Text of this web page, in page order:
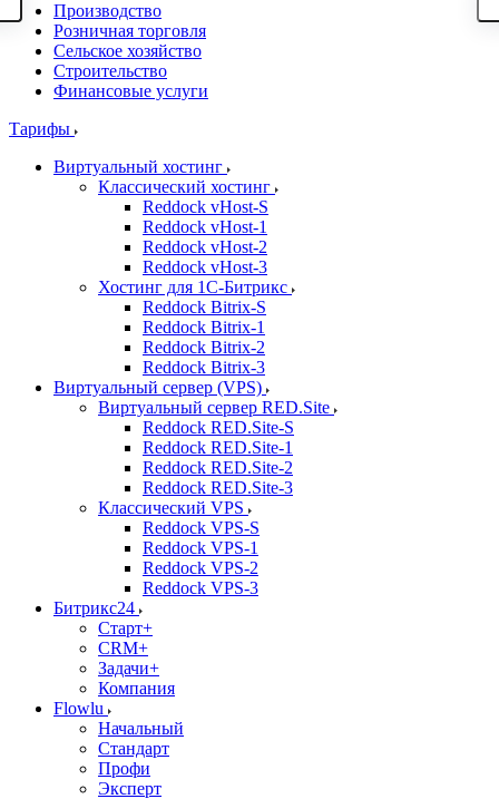
Производство
Розничная торговля
Сельское хозяйство
Строительство
Финансовые услуги
Тарифы
Виртуальный хостинг
Классический хостинг
Reddock vHost-S
Reddock vHost-1
Reddock vHost-2
Reddock vHost-3
Хостинг для 1С-Битрикс
Reddock Bitrix-S
Reddock Bitrix-1
Reddock Bitrix-2
Reddock Bitrix-3
Виртуальный сервер (VPS)
Виртуальный сервер RED.Site
Reddock RED.Site-S
Reddock RED.Site-1
Reddock RED.Site-2
Reddock RED.Site-3
Классический VPS
Reddock VPS-S
Reddock VPS-1
Reddock VPS-2
Reddock VPS-3
Битрикс24
Старт+
CRM+
Задачи+
Компания
Flowlu
Начальный
Стандарт
Профи
Эксперт